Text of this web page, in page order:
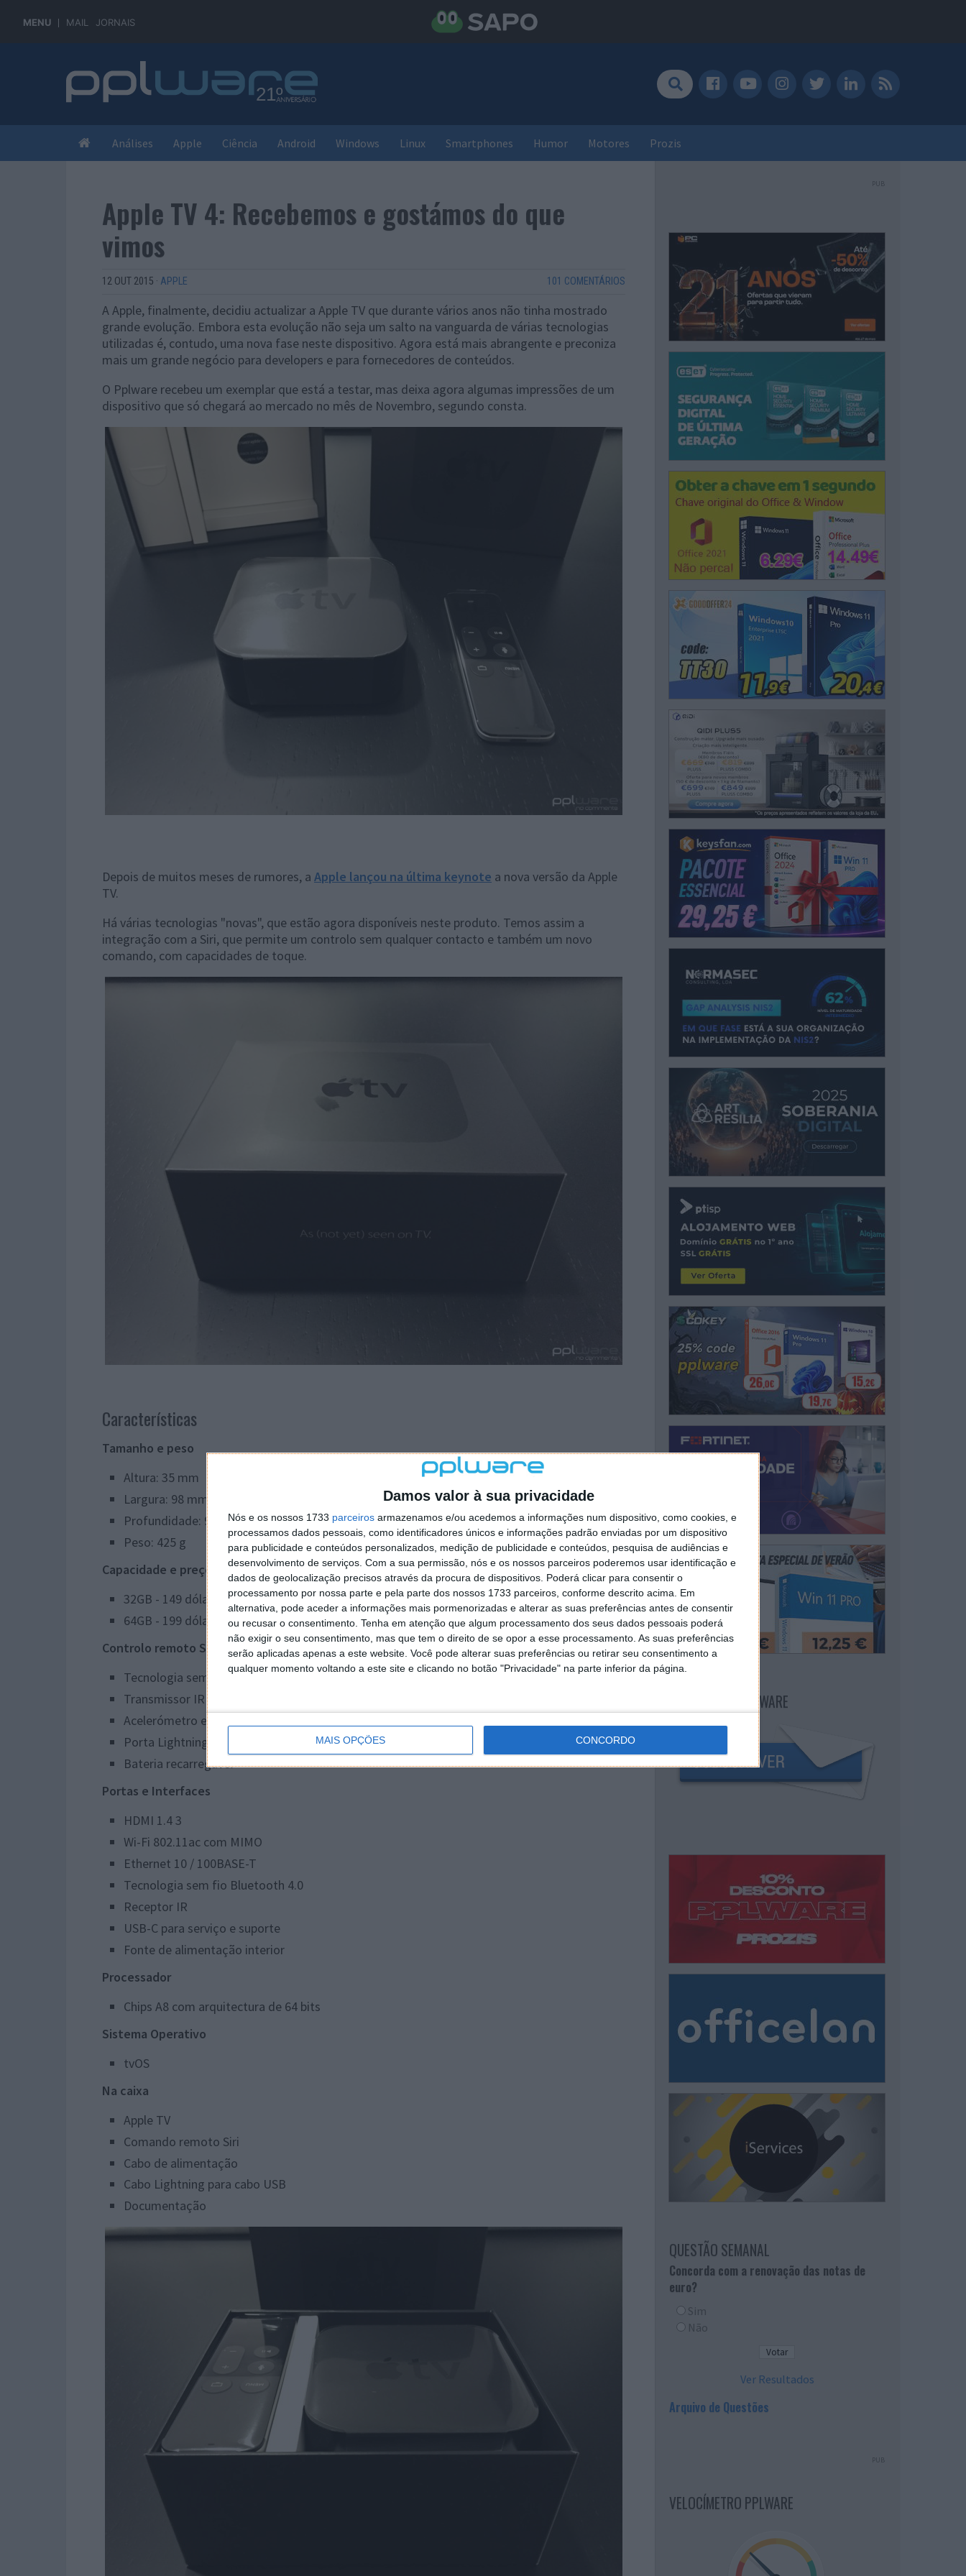
Damos valor à sua privacidade
Nós e os nossos 1733 parceiros armazenamos e/ou acedemos a informações num dispositivo, como cookies, e
processamos dados pessoais, como identificadores únicos e informações padrão enviadas por um dispositivo
para publicidade e conteúdos personalizados, medição de publicidade e conteúdos, pesquisa de audiências e
desenvolvimento de serviços. Com a sua permissão, nós e os nossos parceiros poderemos usar identificação e
dados de geolocalização precisos através da procura de dispositivos. Poderá clicar para consentir o
processamento por nossa parte e pela parte dos nossos 1733 parceiros, conforme descrito acima. Em
alternativa, pode aceder a informações mais pormenorizadas e alterar as suas preferências antes de consentir
ou recusar o consentimento. Tenha em atenção que algum processamento dos seus dados pessoais poderá
não exigir o seu consentimento, mas que tem o direito de se opor a esse processamento. As suas preferências
serão aplicadas apenas a este website. Você pode alterar suas preferências ou retirar seu consentimento a
qualquer momento voltando a este site e clicando no botão "Privacidade" na parte inferior da página.
MAIS OPÇÕES CONCORDO
MENU MAIL JORNAIS
Análises Apple Ciência Android Windows Linux Smartphones Humor Motores Prozis
Apple TV 4: Recebemos e gostámos do que
vimos
12 OUT 2015 · APPLE 101 COMENTÁRIOS
A Apple, finalmente, decidiu actualizar a Apple TV que durante vários anos não tinha mostrado
grande evolução. Embora esta evolução não seja um salto na vanguarda de várias tecnologias
utilizadas é, contudo, uma nova fase neste dispositivo. Agora está mais abrangente e preconiza
mais um grande negócio para developers e para fornecedores de conteúdos.
O Pplware recebeu um exemplar que está a testar, mas deixa agora algumas impressões de um
dispositivo que só chegará ao mercado no mês de Novembro, segundo consta.
Depois de muitos meses de rumores, a Apple lançou na última keynote a nova versão da Apple
TV.
Há várias tecnologias "novas", que estão agora disponíveis neste produto. Temos assim a
integração com a Siri, que permite um controlo sem qualquer contacto e também um novo
comando, com capacidades de toque.
Características
Tamanho e peso
Altura: 35 mm
Largura: 98 mm
Profundidade: 98 mm
Peso: 425 g
Capacidade e preços
32GB - 149 dólares
64GB - 199 dólares
Controlo remoto Siri
Tecnologia sem fio Bluetooth 4.0
Transmissor IR
Acelerómetro e giroscópio
Porta Lightning para recarregar
Bateria recarregável
Portas e Interfaces
HDMI 1.4 3
Wi-Fi 802.11ac com MIMO
Ethernet 10 / 100BASE-T
Tecnologia sem fio Bluetooth 4.0
Receptor IR
USB-C para serviço e suporte
Fonte de alimentação interior
Processador
Chips A8 com arquitectura de 64 bits
Sistema Operativo
tvOS
Na caixa
Apple TV
Comando remoto Siri
Cabo de alimentação
Cabo Lightning para cabo USB
Documentação
PUB
NEWSLETTER PPLWARE
QUESTÃO SEMANAL
Concorda com a renovação das notas de
euro?
Sim
Não
Ver Resultados
Arquivo de Questões
PUB
VELOCÍMETRO PPLWARE